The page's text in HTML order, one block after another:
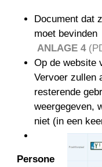
Document dat
moet bevinden
ANLAGE 4
Op de website
Vervoer zullen
resterende
weergegeven,
niet (in een
Persone